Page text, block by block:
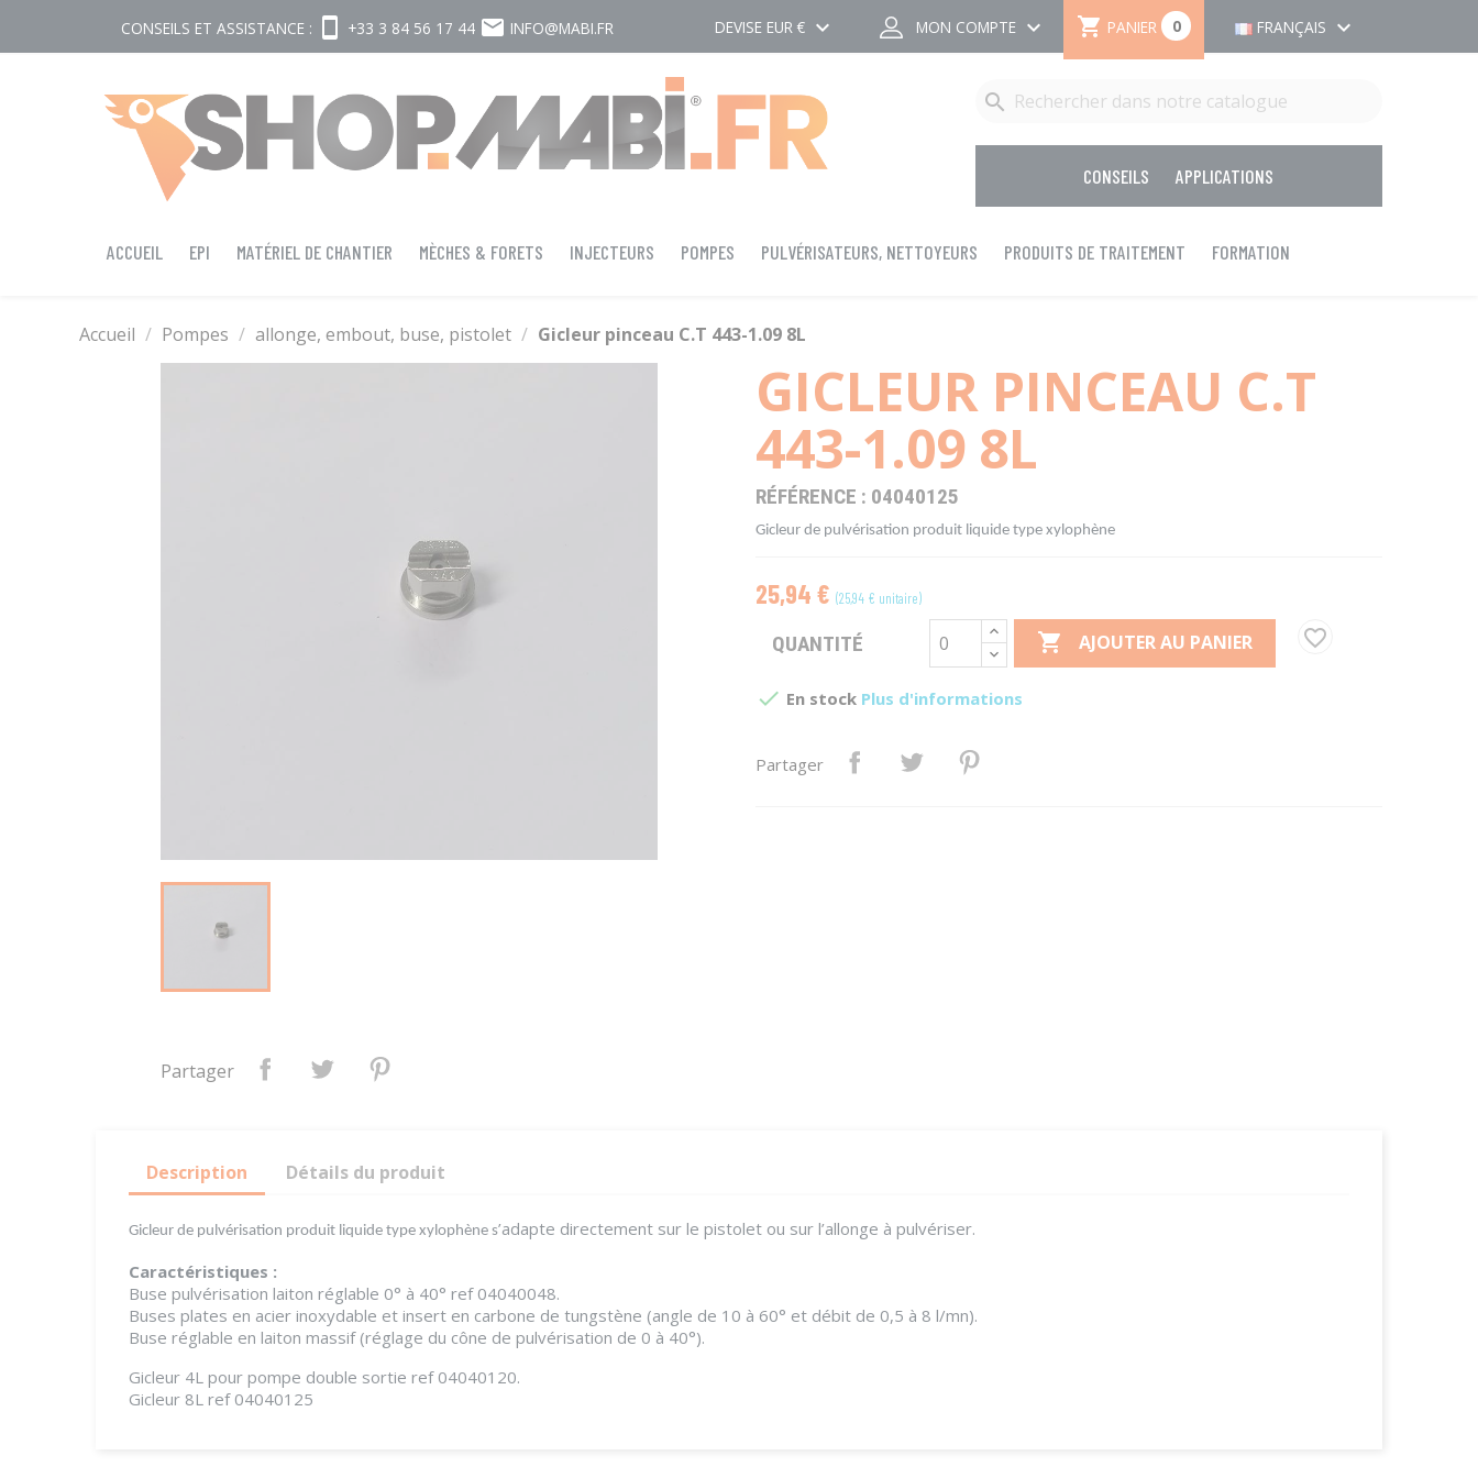
CONSEILS ET ASSISTANCE : smartphone +33 3 84 56 17 44 email INFO@MABI.FR DEVISE EUR € keyboard_arrow_down MON COMPTE keyboard_arrow_down  PANIER 0 FRANÇAIS keyboard_arrow_down

CONSEILS APPLICATIONS
ACCUEIL EPI MATÉRIEL DE CHANTIER MÈCHES & FORETS INJECTEURS POMPES PULVÉRISATEURS, NETTOYEURS PRODUITS DE TRAITEMENT FORMATION
Accueil Pompes allonge, embout, buse, pistolet Gicleur pinceau C.T 443-1.09 8L
Partager
GICLEUR PINCEAU C.T
443-1.09 8L
RÉFÉRENCE : 04040125
Gicleur de pulvérisation produit liquide type xylophène
25,94 € (25,94 € unitaire)
QUANTITÉ  AJOUTER AU PANIER favorite_border
 En stock Plus d'informations
Partager
Description Détails du produit
Gicleur de pulvérisation produit liquide type xylophène s’adapte directement sur le pistolet ou sur l’allonge à pulvériser.
Caractéristiques :
Buse pulvérisation laiton réglable 0° à 40° ref 04040048.
Buses plates en acier inoxydable et insert en carbone de tungstène (angle de 10 à 60° et débit de 0,5 à 8 l/mn).
Buse réglable en laiton massif (réglage du cône de pulvérisation de 0 à 40°).
Gicleur 4L pour pompe double sortie ref 04040120.
Gicleur 8L ref 04040125